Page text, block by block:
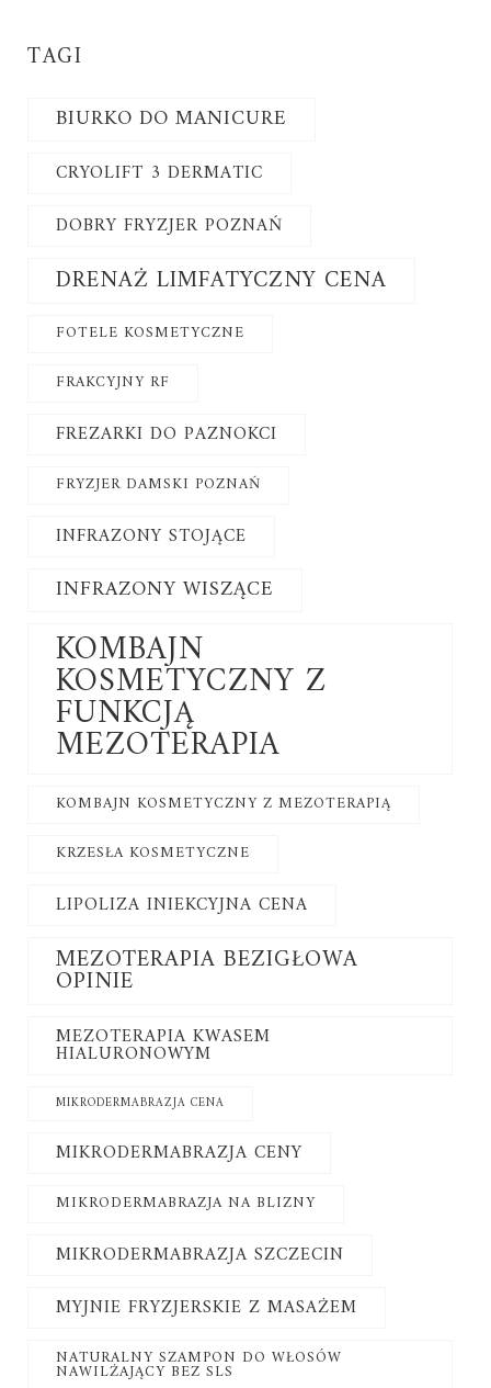
TAGI
BIURKO DO MANICURE
CRYOLIFT 3 DERMATIC
DOBRY FRYZJER POZNAŃ
DRENAŻ LIMFATYCZNY CENA
FOTELE KOSMETYCZNE
FRAKCYJNY RF
FREZARKI DO PAZNOKCI
FRYZJER DAMSKI POZNAŃ
INFRAZONY STOJĄCE
INFRAZONY WISZĄCE
KOMBAJN
KOSMETYCZNY Z
FUNKCJĄ
MEZOTERAPIA
KOMBAJN KOSMETYCZNY Z MEZOTERAPIĄ
KRZESŁA KOSMETYCZNE
LIPOLIZA INIEKCYJNA CENA
MEZOTERAPIA BEZIGŁOWA
OPINIE
MEZOTERAPIA KWASEM
HIALURONOWYM
MIKRODERMABRAZJA CENA
MIKRODERMABRAZJA CENY
MIKRODERMABRAZJA NA BLIZNY
MIKRODERMABRAZJA SZCZECIN
MYJNIE FRYZJERSKIE Z MASAŻEM
NATURALNY SZAMPON DO WŁOSÓW
NAWILŻAJĄCY BEZ SLS